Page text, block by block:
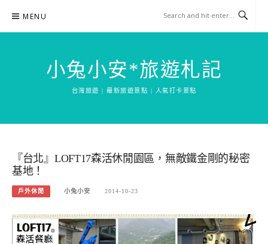
content
MENU
小兔小安*旅遊札記
台灣旅遊 | 最新旅遊景點 | 人氣打卡景點
『台北』LOFT17森活休閒園區，無敵鐵金剛的秘密
基地！
戶外休閒 小兔小安 2014-10-23